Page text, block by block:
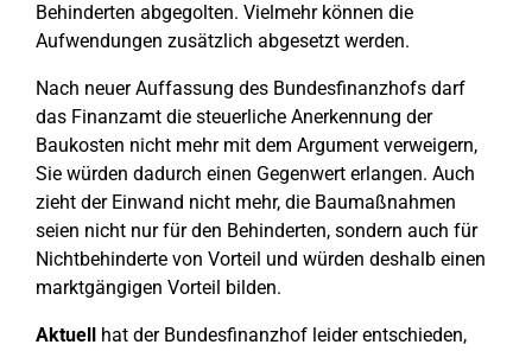
Behinderten abgegolten. Vielmehr können die
Aufwendungen zusätzlich abgesetzt werden.
Nach neuer Auffassung des Bundesfinanzhofs darf
das Finanzamt die steuerliche Anerkennung der
Baukosten nicht mehr mit dem Argument verweigern,
Sie würden dadurch einen Gegenwert erlangen. Auch
zieht der Einwand nicht mehr, die Baumaßnahmen
seien nicht nur für den Behinderten, sondern auch für
Nichtbehinderte von Vorteil und würden deshalb einen
marktgängigen Vorteil bilden.
Aktuell hat der Bundesfinanzhof leider entschieden,